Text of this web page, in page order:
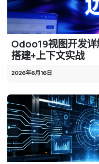
Odoo19视图开发
搭建+上下文实战
2026年6月16日